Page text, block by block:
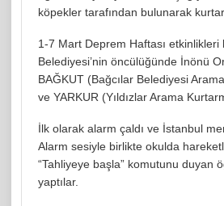
köpekler tarafından bulunarak
1-7 Mart Deprem Haftası
Belediyesi’nin öncülüğünde İnönü
BAĞKUT (Bağcılar Belediyesi
ve YARKUR (Yıldızlar Arama
İlk olarak alarm çaldı ve İstanbul
Alarm sesiyle birlikte okulda
“Tahliyeye başla” komutunu duyan
yaptılar.